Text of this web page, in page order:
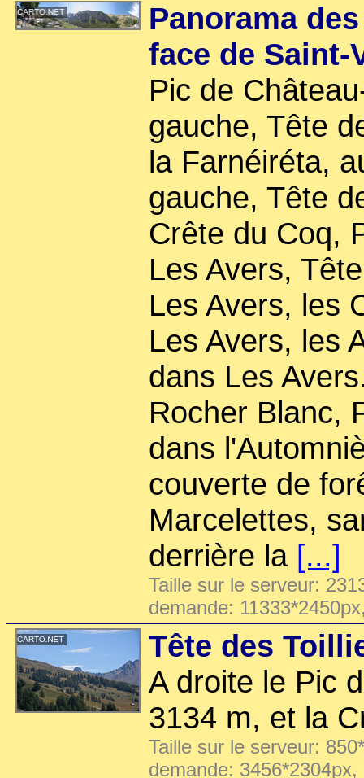
Panorama
face de Saint-
Pic de
gauche, Tête
la Farnéiréta,
gauche, Tête
Crête du Coq,
Les Avers,
Les Avers, les
Les Avers, les
dans Les
Rocher Blanc,
dans
couverte de
Marcelettes,
derrière la [...]
Taille sur le serveur:
demande:
Tête des
A droite le Pic
3134 m, et la
Taille sur le serveur:
demande: